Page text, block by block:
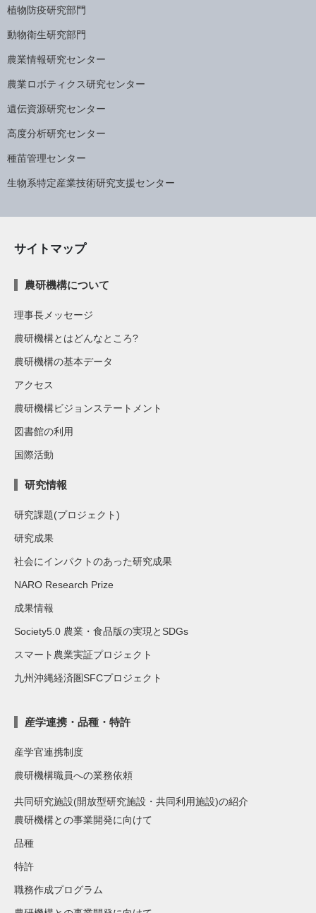
植物防疫研究部門
動物衛生研究部門
農業情報研究センター
農業ロボティクス研究センター
遺伝資源研究センター
高度分析研究センター
種苗管理センター
生物系特定産業技術研究支援センター
サイトマップ
農研機構について
理事長メッセージ
農研機構とはどんなところ?
農研機構の基本データ
アクセス
農研機構ビジョンステートメント
図書館の利用
国際活動
研究情報
研究課題(プロジェクト)
研究成果
社会にインパクトのあった研究成果
NARO Research Prize
成果情報
Society5.0 農業・食品版の実現とSDGs
スマート農業実証プロジェクト
九州沖縄経済圏SFCプロジェクト
産学連携・品種・特許
産学官連携制度
農研機構職員への業務依頼
共同研究施設(開放型研究施設・共同利用施設)の紹介
農研機構との事業開発に向けて
品種
特許
職務作成プログラム